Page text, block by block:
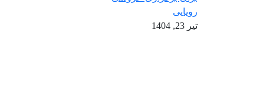
رویایی
تیر 23, 1404